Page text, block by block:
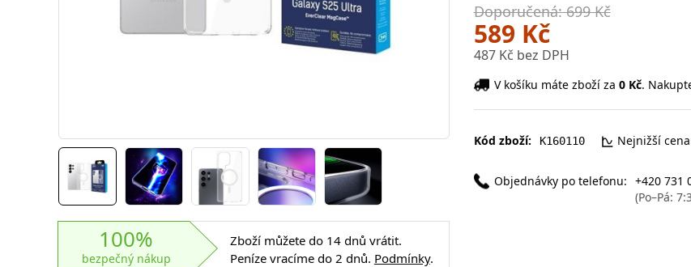
100%
bezpečný nákup
Zboží můžete do 14 dnů vrátit.
Peníze vracíme do 2 dnů. Podmínky.
Doporučená: 699 Kč
589 Kč
487 Kč bez DPH
V košíku máte zboží za 0 Kč.
Kód zboží: K160110 Nejnižší
Objednávky po telefonu: +420 731
(Po–Pá: